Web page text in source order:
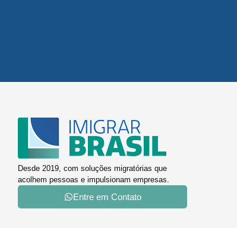
Desde 2019, com soluções migratórias que
acolhem pessoas e impulsionam empresas.
Entre em Contato